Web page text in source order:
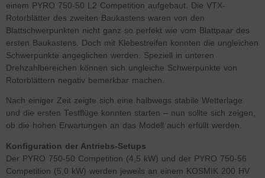
einem PYRO 750-50 L2 Competition aufgebaut. Die VTX-
Rotorblätter des zweiten Baukastens waren von den
Blattschwerpunkten nicht ganz so perfekt wie vom Blattpaar des
ersten Baukastens. Doch mit Klebestreifen konnten die ungleichen
Schwerpunkte angeglichen werden. Speziell in unteren
Drehzahlbereichen können sich ungleiche Schwerpunkte von
Rotorblättern negativ bemerkbar machen.
Nach einiger Zeit zeigte sich eine halbwegs stabile Wetterlage
und die ersten Testflüge konnten starten – nun sollte sich zeigen,
ob die hohen Erwartungen an das Modell auch erfüllt werden.
Konfiguration der Antriebs-Setups
Der PYRO 750-50 Competition (4,5 kW) und der PYRO 750-56
Competition (5,0 kW) werden jeweils an einem KOSMIK 200 HV